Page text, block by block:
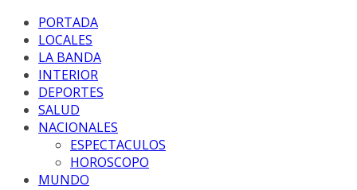
PORTADA
LOCALES
LA BANDA
INTERIOR
DEPORTES
SALUD
NACIONALES
ESPECTACULOS
HOROSCOPO
MUNDO